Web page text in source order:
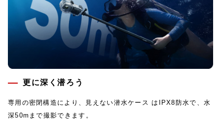
更に深く潜ろう
専用の密閉構造により、見えない潜水ケース はIPX8防水で、水
深50mまで撮影できます。